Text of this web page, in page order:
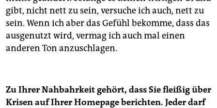
gibt, nicht nett zu sein, versuche ich auch, nett zu
sein. Wenn ich aber das Gefühl bekomme, dass das
ausgenutzt wird, vermag ich auch mal einen
anderen Ton anzuschlagen.
Zu Ihrer Nahbahrkeit gehört, dass Sie fleißig über
Krisen auf Ihrer Homepage berichten. Jeder darf